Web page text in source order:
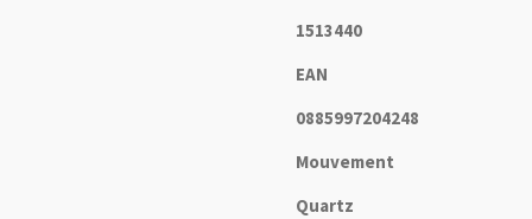
1513440
EAN
0885997204248
Mouvement
Quartz